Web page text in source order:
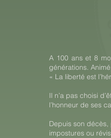
A 100 ans et 8
générations.
« La liberté est
Il n’a pas choisi
l’honneur de ses
Depuis son
impostures ou